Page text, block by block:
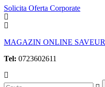
Solicita Oferta Corporate
MAGAZIN ONLINE SAVEUR
Tel: 0723602611